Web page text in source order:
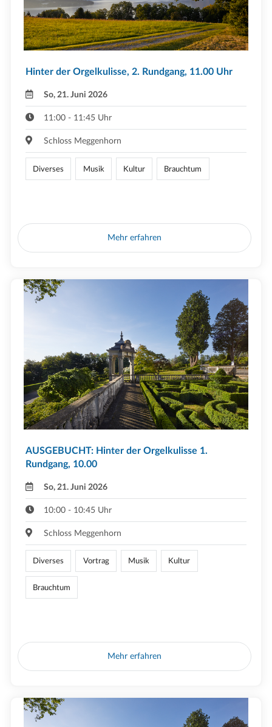
Hinter der Orgelkulisse, 2. Rundgang, 11.00 Uhr
So, 21. Juni 2026
11:00 - 11:45 Uhr
Schloss Meggenhorn
Diverses Musik Kultur Brauchtum
Mehr erfahren
AUSGEBUCHT: Hinter der Orgelkulisse 1.
Rundgang, 10.00
So, 21. Juni 2026
10:00 - 10:45 Uhr
Schloss Meggenhorn
Diverses Vortrag Musik Kultur
Brauchtum
Mehr erfahren